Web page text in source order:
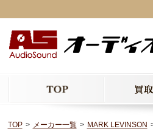
TOP メーカー一覧 MARK LEVINSON